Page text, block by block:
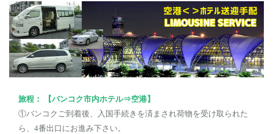
旅程： 【バンコク市内ホテル⇒空港】
①バンコクご到着後、入国手続きを済まされ荷物を受け取られた
ら、4番出口にお進み下さい。